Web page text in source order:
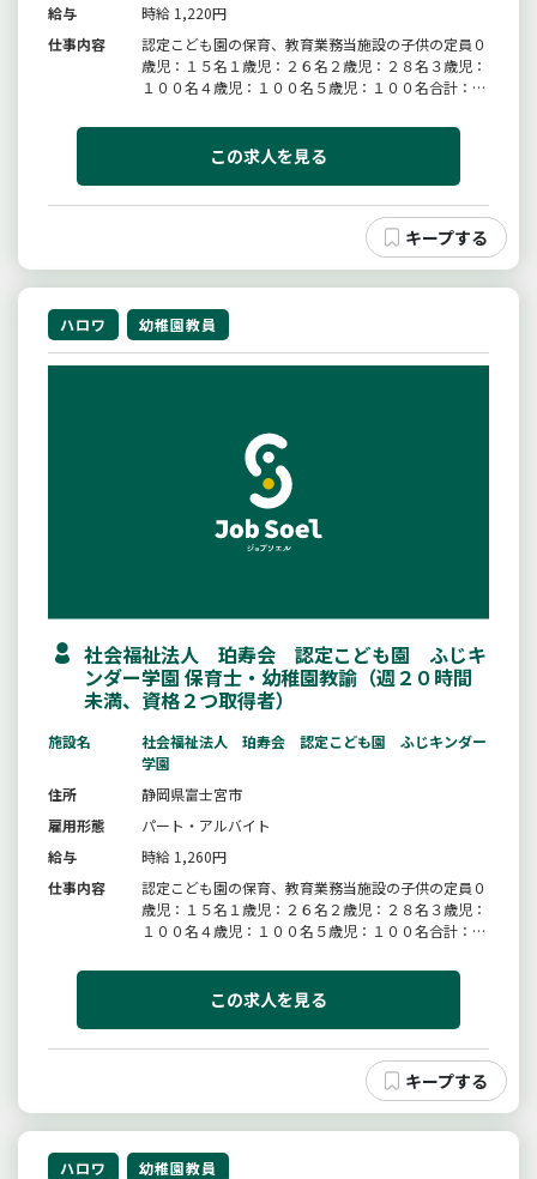
給与
時給 1,220円
仕事内容
認定こども園の保育、教育業務当施設の子供の定員０
歳児：１５名１歳児：２６名２歳児：２８名３歳児：
１００名４歳児：１００名５歳児：１００名合計：３
の「変更の範囲：変更無し」
この求人を見る
ハロワ 幼稚園教員
社会福祉法人 珀寿会 認定こども園 ふじキ
ンダー学園 保育士・幼稚園教諭（週２０時間
未満、資格２つ取得者）
施設名
社会福祉法人 珀寿会 認定こども園 ふじキンダー
学園
住所
静岡県富士宮市
雇用形態
パート・アルバイト
給与
時給 1,260円
仕事内容
認定こども園の保育、教育業務当施設の子供の定員０
歳児：１５名１歳児：２６名２歳児：２８名３歳児：
１００名４歳児：１００名５歳児：１００名合計：３
の「変更の範囲：変更無し」
この求人を見る
ハロワ 幼稚園教員